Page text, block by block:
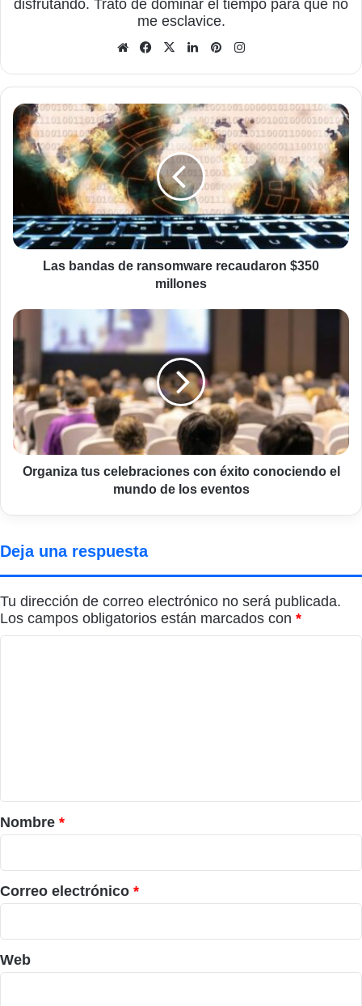
disfrutando. Trato de dominar el tiempo para que no
me esclavice.
Sitio
Facebook
X LinkedInPinterest
Las
bandas
de
ransomware
recaudaron
millones
Las bandas de ransomware recaudaron $350
millones
Organiza
celebraciones
éxito
conociendo
el
mundo
de
los
Organiza tus celebraciones con éxito conociendo el
mundo de los eventos
Deja una respuesta
Tu dirección de correo electrónico no será publicada.
Los campos obligatorios están marcados con *
r
i
o
*
Nombre *
Correo electrónico *
Web